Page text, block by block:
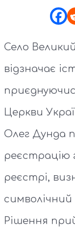
Село
відзначає
Церкви
Олег Дунда
реєстрацію
реєстрі,
Рішення